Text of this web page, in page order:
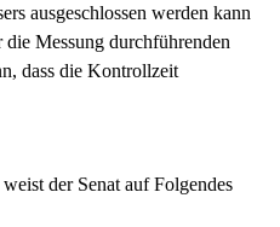
ausgeschlossen werden kann
Messung durchführenden
dass die Kontrollzeit
der Senat auf Folgendes